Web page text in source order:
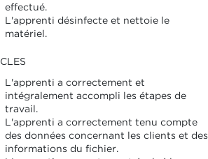
effectué.
L'apprenti désinfecte et nettoie le
matériel.
L'apprenti a correctement et
intégralement accompli les étapes de
travail.
L'apprenti a correctement tenu compte
des données concernant les clients et des
informations du fichier.